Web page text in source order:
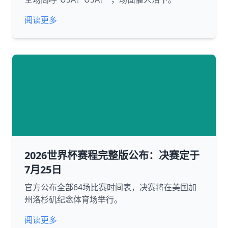
阅读更多
2026世界杯赛程完整版公布：决赛定于
7月25日
官方公布全部64场比赛时间表，决赛将在美国加
州洛杉矶纪念体育场举行。
阅读更多